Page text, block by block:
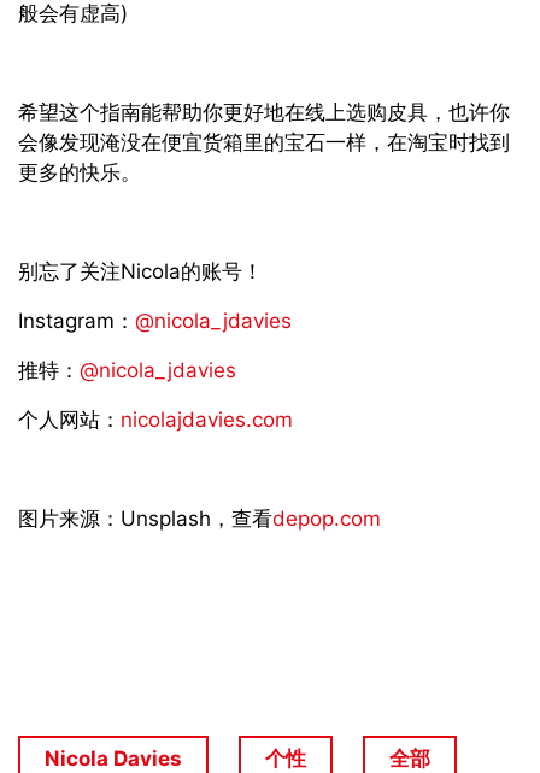
般会有虚高)
希望这个指南能帮助你更好地在线上选购皮具，也许你
会像发现淹没在便宜货箱里的宝石一样，在淘宝时找到
更多的快乐。
别忘了关注Nicola的账号！
Instagram： @nicola_jdavies
推特： @nicola_jdavies
个人网站： nicolajdavies.com
图片来源：Unsplash，查看depop.com
Nicola Davies 个性 全部